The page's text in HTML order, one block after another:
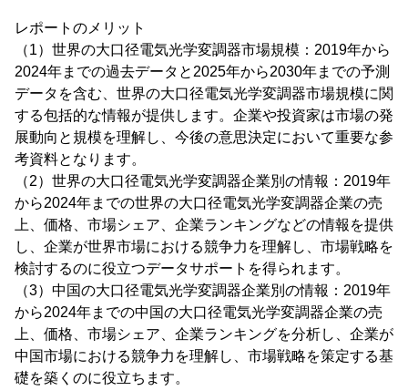
レポートのメリット
（1）世界の大口径電気光学変調器市場規模：2019年から
2024年までの過去データと2025年から2030年までの予測
データを含む、世界の大口径電気光学変調器市場規模に関
する包括的な情報が提供します。企業や投資家は市場の発
展動向と規模を理解し、今後の意思決定において重要な参
考資料となります。
（2）世界の大口径電気光学変調器企業別の情報：2019年
から2024年までの世界の大口径電気光学変調器企業の売
上、価格、市場シェア、企業ランキングなどの情報を提供
し、企業が世界市場における競争力を理解し、市場戦略を
検討するのに役立つデータサポートを得られます。
（3）中国の大口径電気光学変調器企業別の情報：2019年
から2024年までの中国の大口径電気光学変調器企業の売
上、価格、市場シェア、企業ランキングを分析し、企業が
中国市場における競争力を理解し、市場戦略を策定する基
礎を築くのに役立ちます。